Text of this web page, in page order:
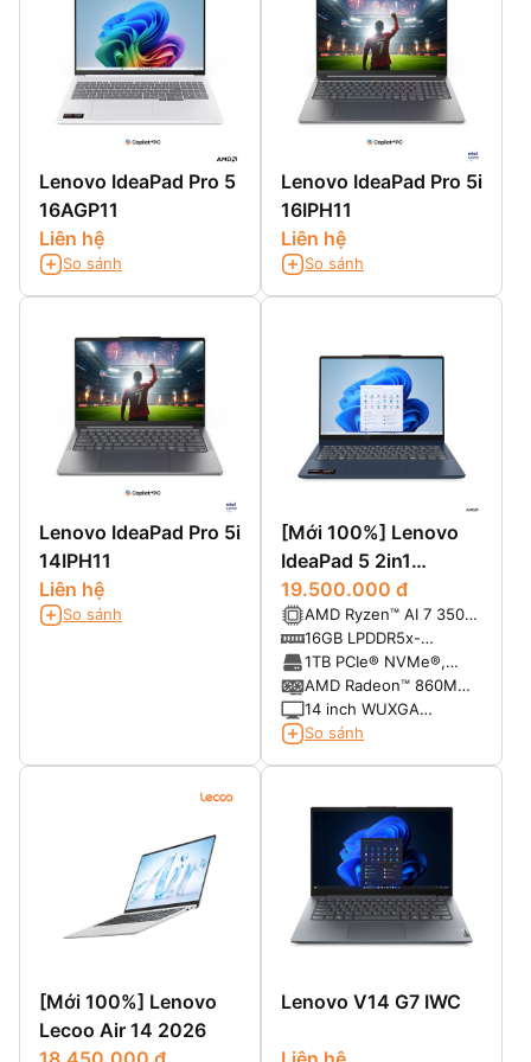
Lenovo IdeaPad Pro 5
16AGP11
Liên hệ
So sánh
Lenovo IdeaPad Pro 5i
16IPH11
Liên hệ
So sánh
Lenovo IdeaPad Pro 5i
14IPH11
Liên hệ
So sánh
[Mới 100%] Lenovo
IdeaPad 5 2in1
14AKP10 (Ryzen AI 7
350, Ram 16GB SSD
1TB, 14 inch FHD+
Touch)
19.500.000 đ
AMD Ryzen™ AI 7 350
(8 Cores / 16 Threads,
Turbo 5.0 GHz )
16GB LPDDR5x-
7500MHz (onboard)
1TB PCIe® NVMe®,
PCIe® 4.0 x4
AMD Radeon™ 860M
Integrated
14 inch WUXGA
(1920x1200), Multi-
So sánh
[Mới 100%] Lenovo
Lecoo Air 14 2026
Lenovo V14 G7 IWC